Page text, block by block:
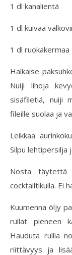
1 dl kanalientä
1 dl kuivaa
1 dl ruokakermaa
Halkaise
Nuiji lihoja
sisäfiletiä, nuiji
fileille suolaa ja
Leikkaa
Silpu lehtipersilja
Nosta täytettä
cocktailtikulla. Ei
Kuumenna öljy
rullat pieneen
Hauduta rullia
riittävyys ja